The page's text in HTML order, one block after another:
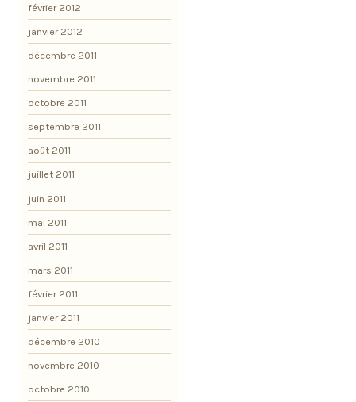
février 2012
janvier 2012
décembre 2011
novembre 2011
octobre 2011
septembre 2011
août 2011
juillet 2011
juin 2011
mai 2011
avril 2011
mars 2011
février 2011
janvier 2011
décembre 2010
novembre 2010
octobre 2010